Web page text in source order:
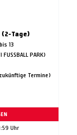
Tage)
13
PARK)
Termine)
Uhr